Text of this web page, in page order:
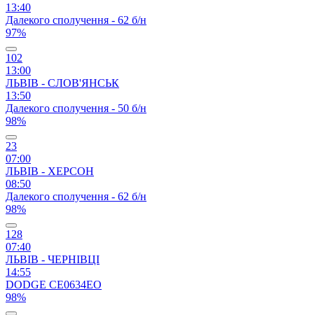
13:40
Далекого сполучення - 62 б/н
97%
102
13:00
ЛЬВІВ - СЛОВ'ЯНСЬК
13:50
Далекого сполучення - 50 б/н
98%
23
07:00
ЛЬВІВ - ХЕРСОН
08:50
Далекого сполучення - 62 б/н
98%
128
07:40
ЛЬВІВ - ЧЕРНІВЦІ
14:55
DODGE CЕ0634ЕО
98%